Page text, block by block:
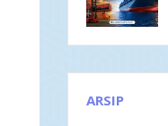
ARSIP